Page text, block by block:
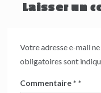
Laisser un
Votre adresse e-mail
obligatoires sont
Commentaire *